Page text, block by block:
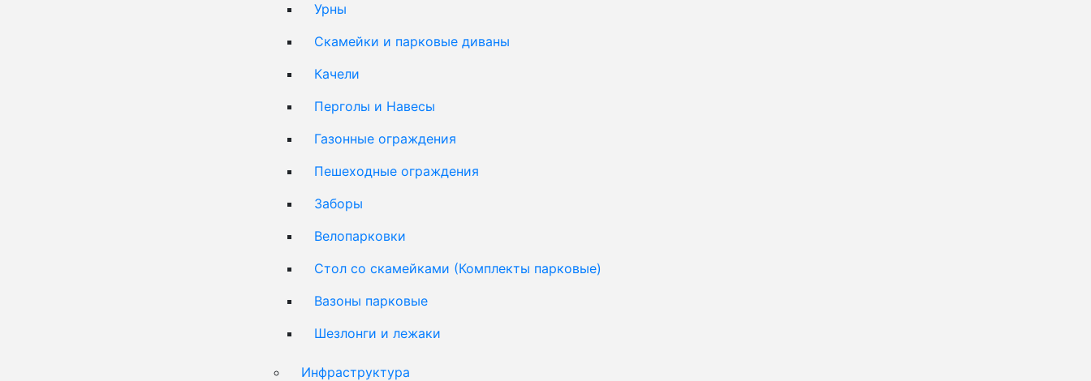
Урны
Скамейки и парковые диваны
Качели
Перголы и Навесы
Газонные ограждения
Пешеходные ограждения
Заборы
Велопарковки
Стол со скамейками (Комплекты парковые)
Вазоны парковые
Шезлонги и лежаки
Инфраструктура